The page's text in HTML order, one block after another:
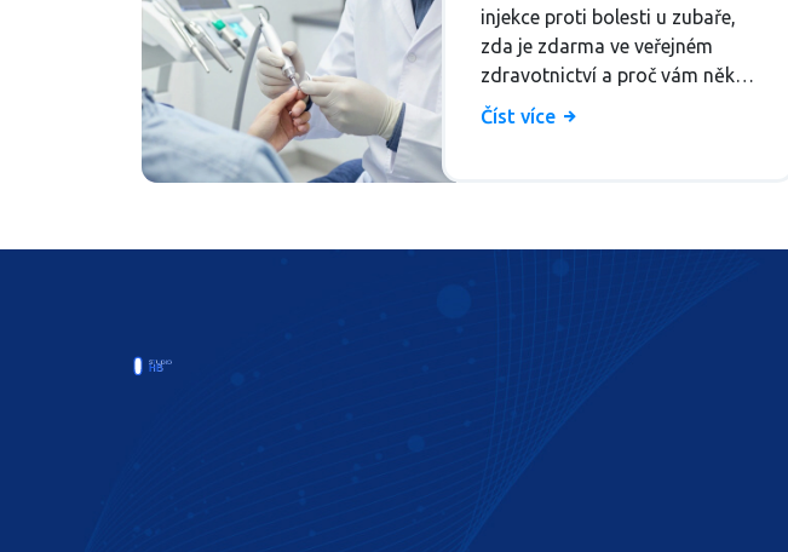
injekce proti bolesti u zubaře,
zda je zdarma ve veřejném
zdravotnictví a proč vám někdy
nezabere. Vše o cenách,
Číst více